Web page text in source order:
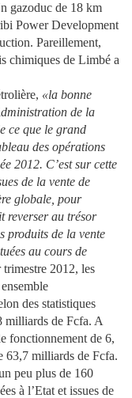
gazoduc de 18 km
Power Development
Pareillement,
chimiques de Limbé a
«la bonne
de la
ce que le grand
des opérations
2012. C’est sur cette
de la vente de
globale, pour
reverser au trésor
produits de la vente
au cours de
2012, les
des statistiques
milliards de Fcfa. A
fonctionnement de 6,
63,7 milliards de Fcfa.
peu plus de 160
à l’Etat et issues de